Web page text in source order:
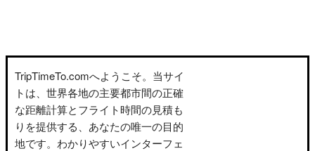
TripTimeTo.comへようこそ。当サイ
トは、世界各地の主要都市間の正確
な距離計算とフライト時間の見積も
りを提供する、あなたの唯一の目的
地です。わかりやすいインターフェ